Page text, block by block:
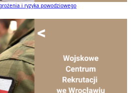
i ryzyka powodziowego